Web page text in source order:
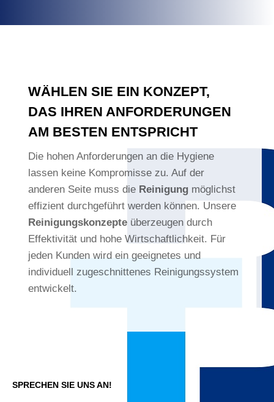
WÄHLEN SIE EIN KONZEPT,
DAS IHREN ANFORDERUNGEN
AM BESTEN ENTSPRICHT
Die hohen Anforderungen an die Hygiene
lassen keine Kompromisse zu. Auf der
anderen Seite muss die Reinigung möglichst
effizient durchgeführt werden können. Unsere
Reinigungskonzepte überzeugen durch
Effektivität und hohe Wirtschaftlichkeit. Für
jeden Kunden wird ein geeignetes und
individuell zugeschnittenes Reinigungssystem
entwickelt.
SPRECHEN SIE UNS AN!